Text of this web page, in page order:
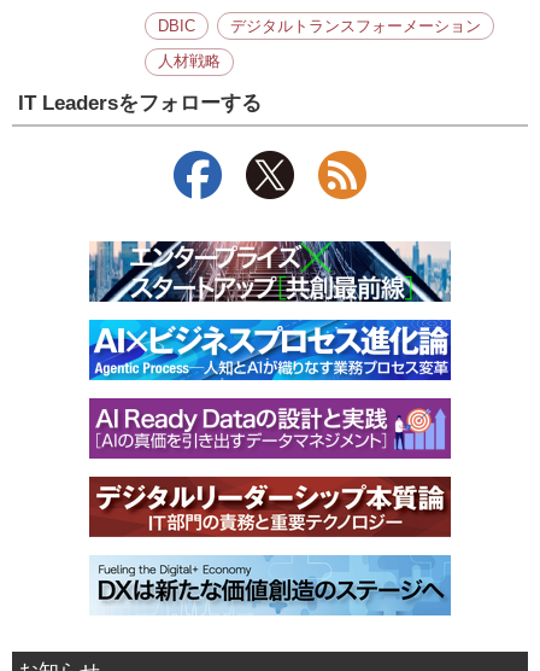
DBIC デジタルトランスフォーメーション
人材戦略
IT Leadersをフォローする